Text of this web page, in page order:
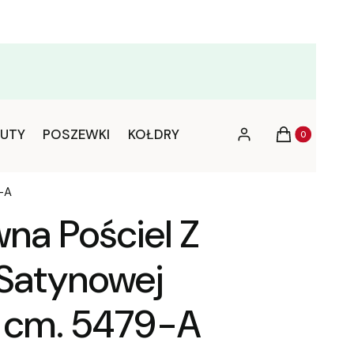
POSZEWKI KOŁDRY Zaloguj sięProdukty w
Koszyk
A
Pościel Z
5479-A